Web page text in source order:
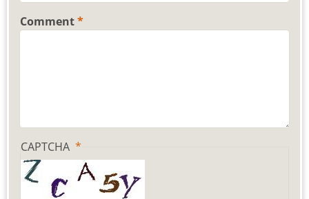
Comment
CAPTCHA